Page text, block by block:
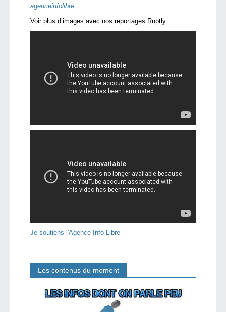
agenceinfolibre
Voir plus d’images avec nos reportages Ruptly :
Je soutiens l'Agence Info Libre
Les contenus du moment